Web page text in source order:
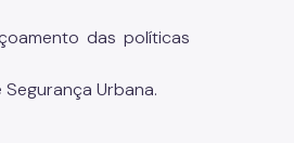
das políticas
Urbana.